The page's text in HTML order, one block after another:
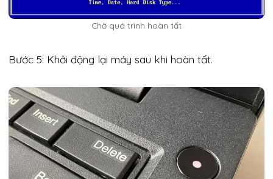
Chờ quá trình hoàn tất
Bước 5: Khởi động lại máy sau khi hoàn tất.